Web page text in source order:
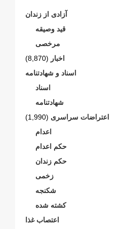
آزادی از زندان
قید وصیقه
مرخصی
اخبار (8,870)
اسناد و شهادتنامە
اسناد
شهادتنامە
اعتراضات سراسری (1,990)
اعدام
حکم اعدام
حکم زندان
زخمی
شکنجە
کشته شده
اعتصاب غذا